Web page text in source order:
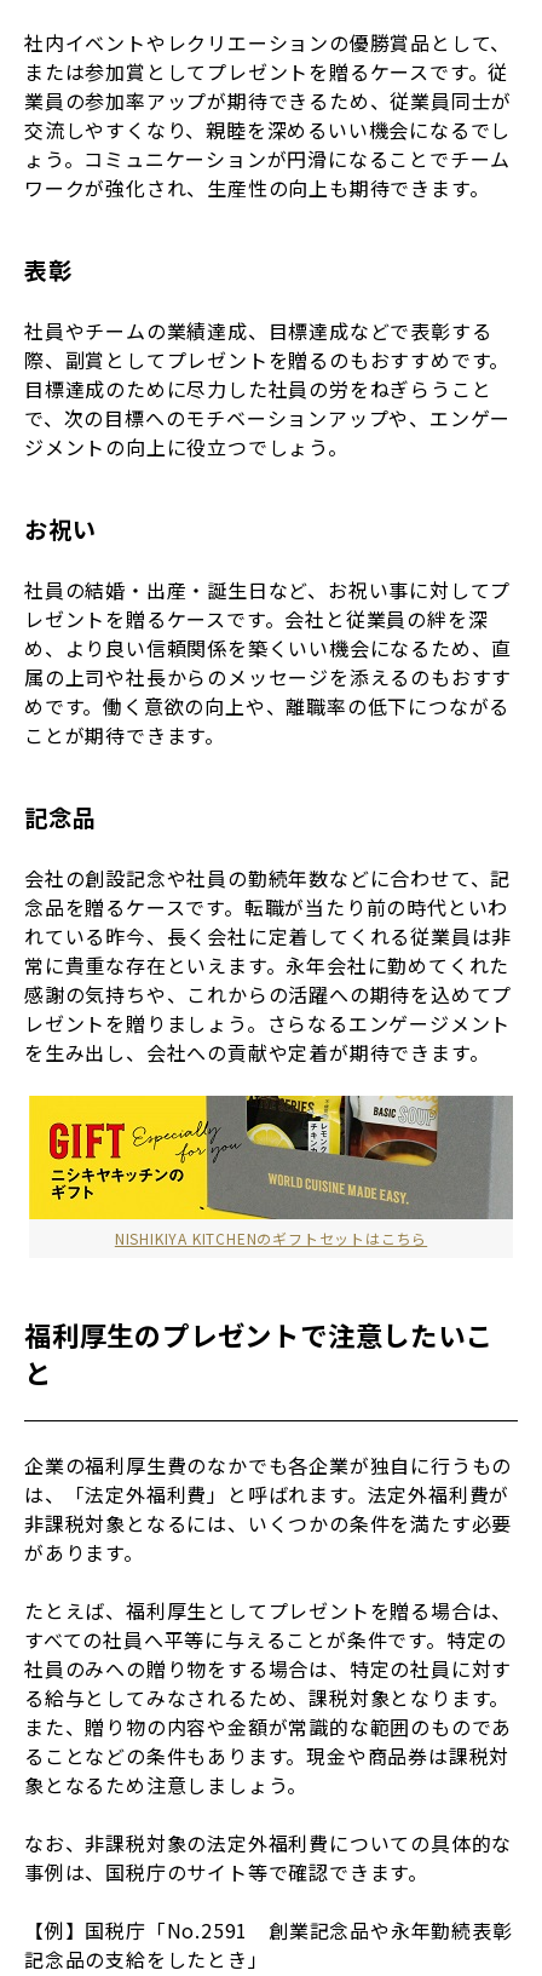
社内イベントやレクリエーションの優勝賞品として、
または参加賞としてプレゼントを贈るケースです。従
業員の参加率アップが期待できるため、従業員同士が
交流しやすくなり、親睦を深めるいい機会になるでし
ょう。コミュニケーションが円滑になることでチーム
ワークが強化され、生産性の向上も期待できます。
表彰
社員やチームの業績達成、目標達成などで表彰する
際、副賞としてプレゼントを贈るのもおすすめです。
目標達成のために尽力した社員の労をねぎらうこと
で、次の目標へのモチベーションアップや、エンゲー
ジメントの向上に役立つでしょう。
お祝い
社員の結婚・出産・誕生日など、お祝い事に対してプ
レゼントを贈るケースです。会社と従業員の絆を深
め、より良い信頼関係を築くいい機会になるため、直
属の上司や社長からのメッセージを添えるのもおすす
めです。働く意欲の向上や、離職率の低下につながる
ことが期待できます。
記念品
会社の創設記念や社員の勤続年数などに合わせて、記
念品を贈るケースです。転職が当たり前の時代といわ
れている昨今、長く会社に定着してくれる従業員は非
常に貴重な存在といえます。永年会社に勤めてくれた
感謝の気持ちや、これからの活躍への期待を込めてプ
レゼントを贈りましょう。さらなるエンゲージメント
を生み出し、会社への貢献や定着が期待できます。
NISHIKIYA KITCHENのギフトセットはこちら
福利厚生のプレゼントで注意したいこ
と
企業の福利厚生費のなかでも各企業が独自に行うもの
は、「法定外福利費」と呼ばれます。法定外福利費が
非課税対象となるには、いくつかの条件を満たす必要
があります。
たとえば、福利厚生としてプレゼントを贈る場合は、
すべての社員へ平等に与えることが条件です。特定の
社員のみへの贈り物をする場合は、特定の社員に対す
る給与としてみなされるため、課税対象となります。
また、贈り物の内容や金額が常識的な範囲のものであ
ることなどの条件もあります。現金や商品券は課税対
象となるため注意しましょう。
なお、非課税対象の法定外福利費についての具体的な
事例は、国税庁のサイト等で確認できます。
【例】国税庁「No.2591 創業記念品や永年勤続表彰
記念品の支給をしたとき」